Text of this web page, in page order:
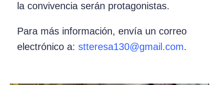
la convivencia serán protagonistas.
Para más información, envía un correo
electrónico a: stteresa130@gmail.com.